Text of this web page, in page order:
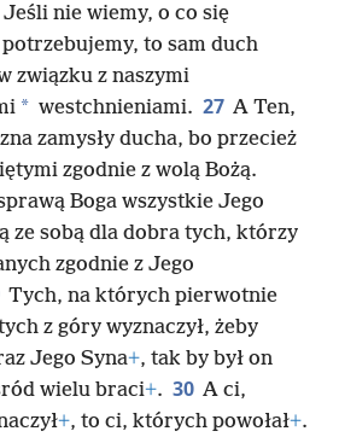
Jeśli nie wiemy, o co się
to sam duch
związku z naszymi
* westchnieniami. 27 A Ten,
zamysły ducha, bo przecież
zgodnie z wolą Bożą.
Boga wszystkie Jego
ze sobą dla dobra tych, którzy
zgodnie z Jego
Tych, na których pierwotnie
z góry wyznaczył, żeby
Jego Syna+, tak by był on
wielu braci+. 30 A ci,
+, to ci, których powołał+.